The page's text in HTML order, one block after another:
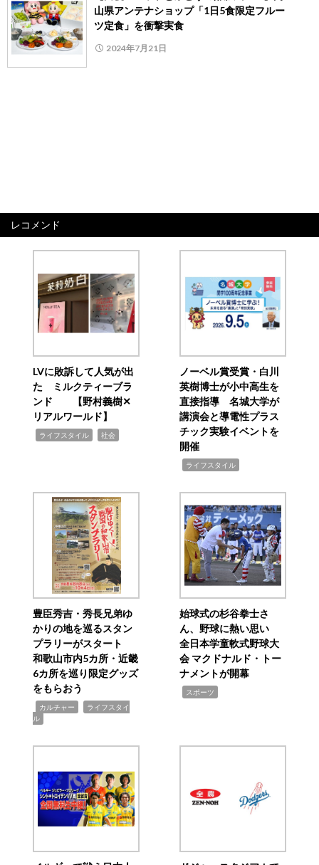
山県アンテナショップ「1日5食限定フルー
ツ定食」を衝撃実食
2024年7月21日
レコメンド
LVに敗訴して人気が出
た ミルクティーブラ
ンド 【野村義樹✕
リアルワールド】
ライフスタイル 社会
ノーベル賞受賞・白川
英樹博士が小中高生を
直接指導 名城大学が
講演会と導電性プラス
チック実験イベントを
開催
ライフスタイル
豊臣秀吉・秀長兄弟ゆ
かりの地を巡るスタン
プラリーがスタート
和歌山市内5カ所・近畿
6カ所を巡り限定グッズ
をもらおう
カルチャー
ライフスタイ
ル
始球式の杉谷拳士さ
ん、野球に熱い思い
全日本学童軟式野球大
会 マクドナルド・トー
ナメントが開幕
スポーツ